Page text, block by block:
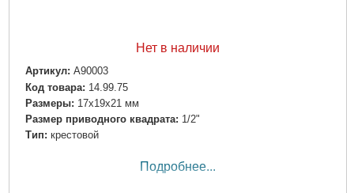
Нет в наличии
Артикул: A90003
Код товара: 14.99.75
Размеры: 17x19x21 мм
Размер приводного квадрата: 1/2"
Тип: крестовой
Подробнее...